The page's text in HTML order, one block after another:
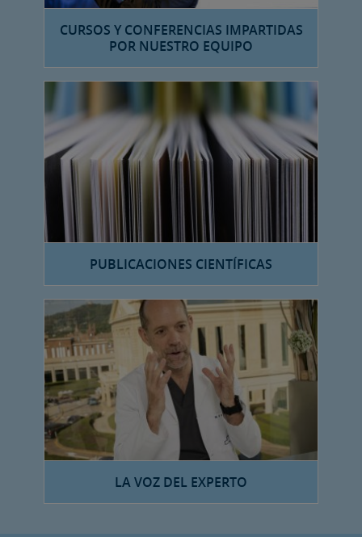
CURSOS Y CONFERENCIAS IMPARTIDAS
POR NUESTRO EQUIPO
PUBLICACIONES CIENTÍFICAS
LA VOZ DEL EXPERTO